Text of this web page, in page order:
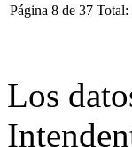
Página 8 de 37 Total:
Los